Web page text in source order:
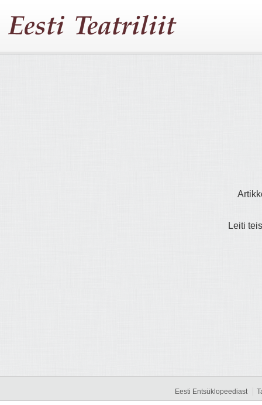
Leiti
Eesti Entsüklopeediast